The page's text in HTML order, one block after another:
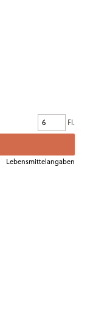
Fl.
Lebensmittelangaben